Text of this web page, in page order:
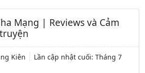
Mạng | Reviews và Cảm
Kiên Lần cập nhật cuối: Tháng 7